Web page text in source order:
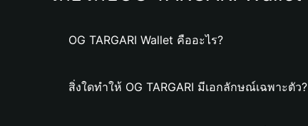
OG TARGARI Wallet คืออะไร?
สิ่งใดทำให้ OG TARGARI มีเอกลักษณ์เฉพาะตัว?